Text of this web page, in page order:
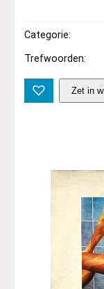
Categorie:
Trefwoorden:
Zet in